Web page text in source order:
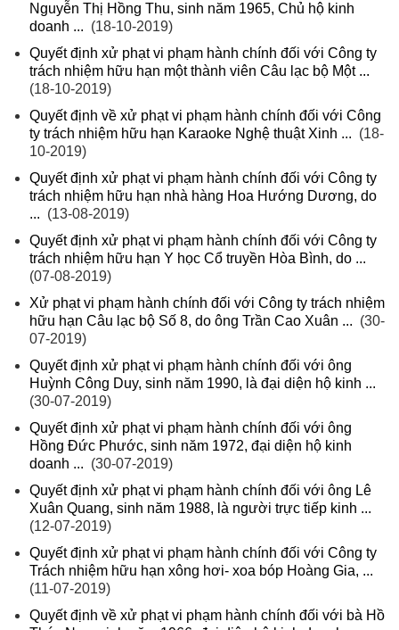
Nguyễn Thị Hồng Thu, sinh năm 1965, Chủ hộ kinh
doanh ... (18-10-2019)
Quyết định xử phạt vi phạm hành chính đối với Công ty
trách nhiệm hữu hạn một thành viên Câu lạc bộ Một ...
(18-10-2019)
Quyết định về xử phạt vi phạm hành chính đối với Công
ty trách nhiệm hữu hạn Karaoke Nghệ thuật Xinh ... (18-
10-2019)
Quyết định xử phạt vi phạm hành chính đối với Công ty
trách nhiệm hữu hạn nhà hàng Hoa Hướng Dương, do
... (13-08-2019)
Quyết định xử phạt vi phạm hành chính đối với Công ty
trách nhiệm hữu hạn Y học Cổ truyền Hòa Bình, do ...
(07-08-2019)
Xử phạt vi phạm hành chính đối với Công ty trách nhiệm
hữu hạn Câu lạc bộ Số 8, do ông Trần Cao Xuân ... (30-
07-2019)
Quyết định xử phạt vi phạm hành chính đối với ông
Huỳnh Công Duy, sinh năm 1990, là đại diện hộ kinh ...
(30-07-2019)
Quyết định xử phạt vi phạm hành chính đối với ông
Hồng Đức Phước, sinh năm 1972, đại diện hộ kinh
doanh ... (30-07-2019)
Quyết định xử phạt vi phạm hành chính đối với ông Lê
Xuân Quang, sinh năm 1988, là người trực tiếp kinh ...
(12-07-2019)
Quyết định xử phạt vi phạm hành chính đối với Công ty
Trách nhiệm hữu hạn xông hơi- xoa bóp Hoàng Gia, ...
(11-07-2019)
Quyết định về xử phạt vi phạm hành chính đối với bà Hồ